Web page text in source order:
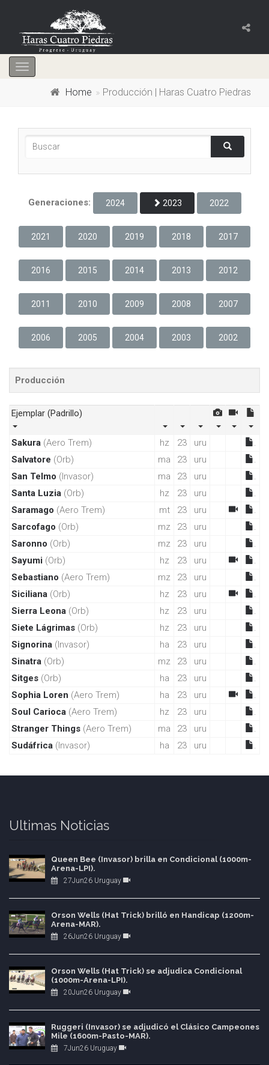
Toggle
Home Producción | Haras Cuatro Piedras
Generaciones: 2024 2023 2022
2021 2020 2019 2018 2017
2016 2015 2014 2013 2012
2011 2010 2009 2008 2007
2006 2005 2004 2003 2002
Producción
Ejemplar (Padrillo)
Sakura (Aero Trem) hz 23 uru
.
Salvatore (Orb) ma 23 uru
.
San Telmo (Invasor) ma 23 uru
.
Santa Luzia (Orb) hz 23 uru
.
Saramago (Aero Trem) mt 23 uru
.
Sarcofago (Orb) mz 23 uru
.
Saronno (Orb) mz 23 uru
.
Sayumi (Orb) hz 23 uru
.
Sebastiano (Aero Trem) mz 23 uru
.
Siciliana (Orb) hz 23 uru
.
Sierra Leona (Orb) hz 23 uru
.
Siete Lágrimas (Orb) hz 23 uru
.
Signorina (Invasor) ha 23 uru
.
Sinatra (Orb) mz 23 uru
.
Sitges (Orb) ha 23 uru
.
Sophia Loren (Aero Trem) ha 23 uru
.
Soul Carioca (Aero Trem) hz 23 uru
.
Stranger Things (Aero Trem) ma 23 uru
.
Sudáfrica (Invasor) ha 23 uru .
Ultimas Noticias
Queen Bee (Invasor) brilla en Condicional (1000m-
Arena-LPI).
27Jun26 Uruguay
Orson Wells (Hat Trick) brilló en Handicap (1200m-
Arena-MAR).
26Jun26 Uruguay
Orson Wells (Hat Trick) se adjudica Condicional
(1000m-Arena-LPI).
20Jun26 Uruguay
Ruggeri (Invasor) se adjudicó el Clásico Campeones
Mile (1600m-Pasto-MAR).
7Jun26 Uruguay